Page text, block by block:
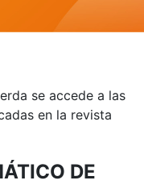
se accede a las
en la revista
DE